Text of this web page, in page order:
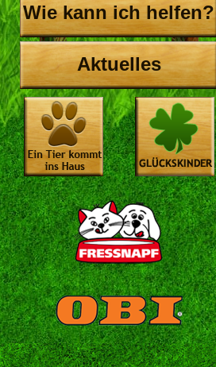
Wie kann ich helfen?
Aktuelles